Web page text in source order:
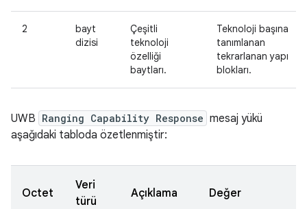
2
bayt
dizisi
Çeşitli
teknoloji
özelliği
baytları.
Teknoloji başına
tanımlanan
tekrarlanan yapı
blokları.
UWB Ranging Capability Response mesaj yükü
aşağıdaki tabloda özetlenmiştir:
Octet
Veri
türü
Açıklama Değer